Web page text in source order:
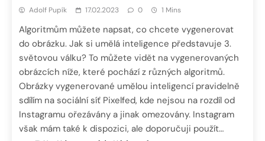
Adolf Pupík 17.02.2023 0 1 Mins
Algoritmům můžete napsat, co chcete vygenerovat
do obrázku. Jak si umělá inteligence představuje 3.
světovou válku? To můžete vidět na vygenerovaných
obrázcích níže, které pochází z různých algoritmů.
Obrázky vygenerované umělou inteligencí pravidelně
sdílím na sociální síť Pixelfed, kde nejsou na rozdíl od
Instagramu ořezávány a jinak omezovány. Instagram
však mám také k dispozici, ale doporučuji použít…